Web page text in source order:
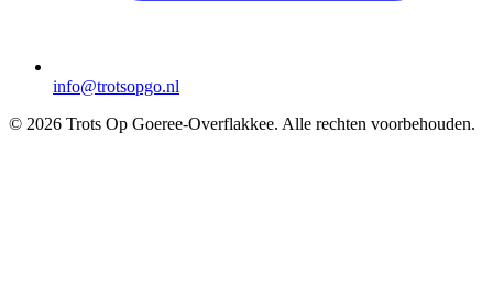
info@trotsopgo.nl
© 2026 Trots Op Goeree-Overflakkee. Alle rechten voorbehouden.